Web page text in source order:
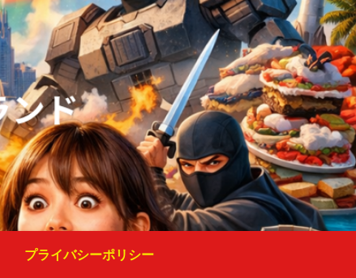
プライバシーポリシー